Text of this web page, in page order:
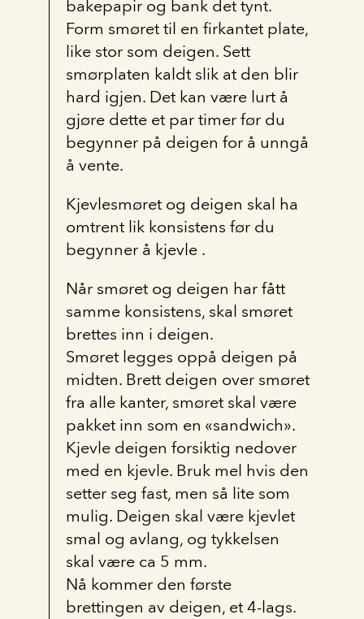
bakepapir og bank det tynt.
Form smøret til en firkantet plate,
like stor som deigen. Sett
smørplaten kaldt slik at den blir
hard igjen. Det kan være lurt å
gjøre dette et par timer før du
begynner på deigen for å unngå
å vente.
Kjevlesmøret og deigen skal ha
omtrent lik konsistens før du
begynner å kjevle .
Når smøret og deigen har fått
samme konsistens, skal smøret
brettes inn i deigen.
Smøret legges oppå deigen på
midten. Brett deigen over smøret
fra alle kanter, smøret skal være
pakket inn som en «sandwich».
Kjevle deigen forsiktig nedover
med en kjevle. Bruk mel hvis den
setter seg fast, men så lite som
mulig. Deigen skal være kjevlet
smal og avlang, og tykkelsen
skal være ca 5 mm.
Nå kommer den første
brettingen av deigen, et 4-lags.